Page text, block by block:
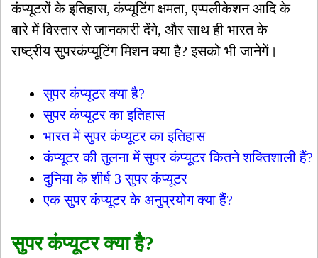
कंप्यूटरों के इतिहास, कंप्यूटिंग क्षमता, एप्पलीकेशन आदि के
बारे में विस्तार से जानकारी देंगे, और साथ ही भारत के
राष्ट्रीय सुपरकंप्यूटिंग मिशन क्या है? इसको भी जानेगें।
सुपर कंप्यूटर क्या है?
सुपर कंप्यूटर का इतिहास
भारत में सुपर कंप्यूटर का इतिहास
कंप्यूटर की तुलना में सुपर कंप्यूटर कितने शक्तिशाली हैं?
दुनिया के शीर्ष 3 सुपर कंप्यूटर
एक सुपर कंप्यूटर के अनुप्रयोग क्या हैं?
सुपर कंप्यूटर क्या है?